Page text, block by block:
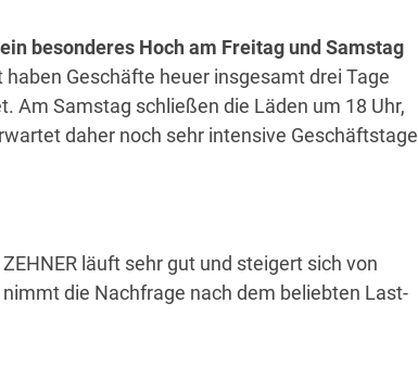
besonderes Hoch am Freitag und Samstag
Geschäfte heuer insgesamt drei Tage
Am Samstag schließen die Läden um 18 Uhr,
daher noch sehr intensive Geschäftstage
läuft sehr gut und steigert sich von
die Nachfrage nach dem beliebten Last-